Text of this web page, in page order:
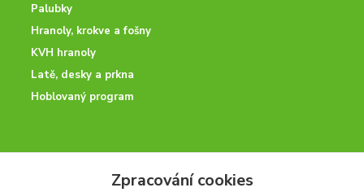
Palubky
Hranoly, krokve a fošny
KVH hranoly
Latě, desky a prkna
Hoblovaný program
Zpracování cookies